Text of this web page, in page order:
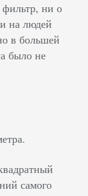
ни о
на людей
в большей
было не
самого